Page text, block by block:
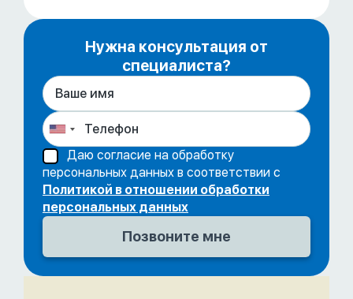
Нужна консультация от
специалиста?
Даю согласие на обработку
персональных данных в соответствии с
Политикой в отношении обработки
персональных данных